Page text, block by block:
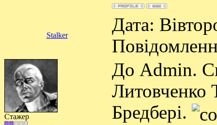
Stalker
Дата:
Стажер
До Admin.
Литовченко
Бредбері.